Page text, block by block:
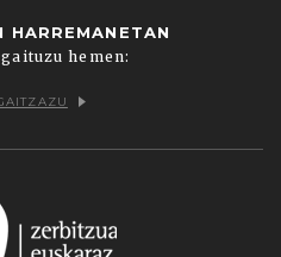
HARREMANETAN
hemen: